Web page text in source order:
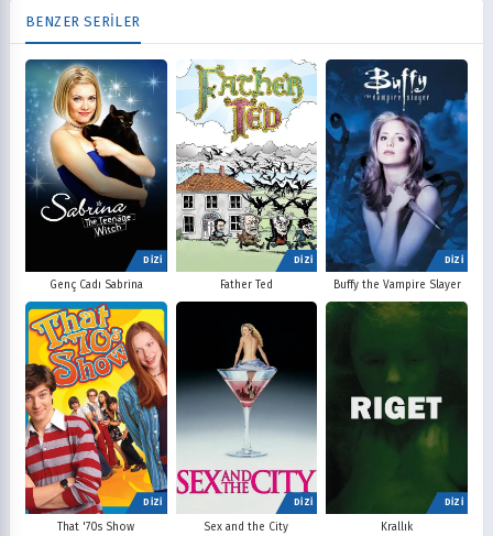
BENZER SERİLER
DİZİ
Genç Cadı Sabrina
DİZİ
Father Ted
DİZİ
Buffy the Vampire Slayer
DİZİ
That '70s Show
DİZİ
Sex and the City
DİZİ
Krallık